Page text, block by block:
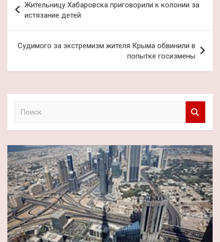
по
записям
Жительницу Хабаровска приговорили к колонии за
истязание детей
Судимого за экстремизм жителя Крыма обвинили в
попытке госизмены
к